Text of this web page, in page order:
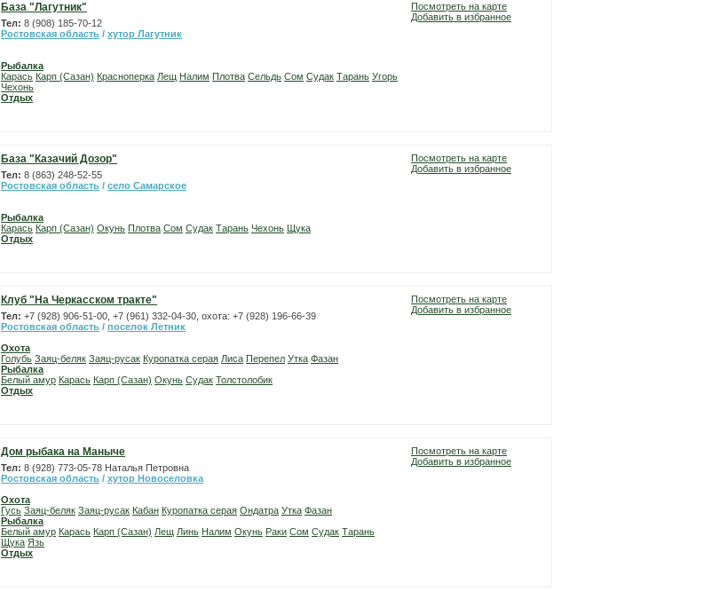
База "Лагутник"
Тел: 8 (908) 185-70-12
Ростовская область / хутор Лагутник
Рыбалка
Карась Карп (Сазан) Красноперка Лещ Налим Плотва Сельдь Сом Судак Тарань Угорь
Чехонь
Отдых
Посмотреть на карте
Добавить в избранное
База "Казачий Дозор"
Тел: 8 (863) 248-52-55
Ростовская область / село Самарское
Рыбалка
Карась Карп (Сазан) Окунь Плотва Сом Судак Тарань Чехонь Щука
Отдых
Посмотреть на карте
Добавить в избранное
Клуб "На Черкасском тракте"
Тел: +7 (928) 906-51-00, +7 (961) 332-04-30, охота: +7 (928) 196-66-39
Ростовская область / поселок Летник
Охота
Голубь Заяц-беляк Заяц-русак Куропатка серая Лиса Перепел Утка Фазан
Рыбалка
Белый амур Карась Карп (Сазан) Окунь Судак Толстолобик
Отдых
Посмотреть на карте
Добавить в избранное
Дом рыбака на Маныче
Тел: 8 (928) 773-05-78 Наталья Петровна
Ростовская область / хутор Новоселовка
Охота
Гусь Заяц-беляк Заяц-русак Кабан Куропатка серая Ондатра Утка Фазан
Рыбалка
Белый амур Карась Карп (Сазан) Лещ Линь Налим Окунь Раки Сом Судак Тарань
Щука Язь
Отдых
Посмотреть на карте
Добавить в избранное